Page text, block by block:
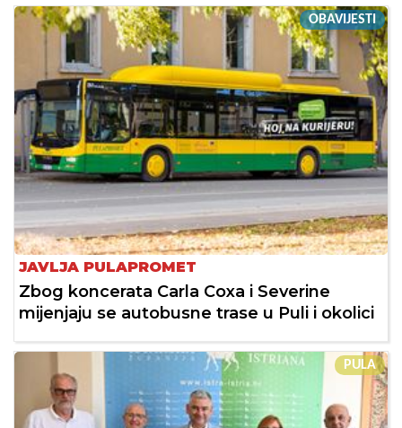
OBAVIJESTI
JAVLJA PULAPROMET
Zbog koncerata Carla Coxa i Severine
mijenjaju se autobusne trase u Puli i okolici
PULA